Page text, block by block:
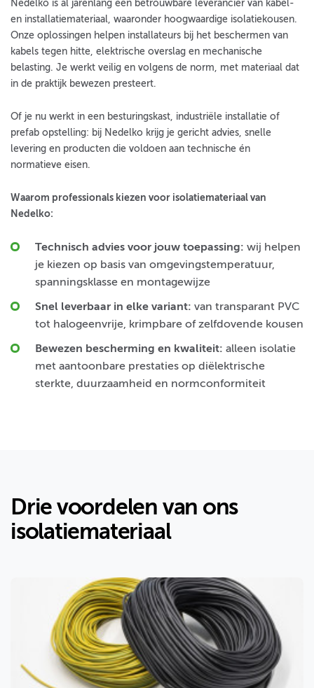
Nedelko is al jarenlang een betrouwbare leverancier van kabel-
en installatiemateriaal, waaronder hoogwaardige isolatiekousen.
Onze oplossingen helpen installateurs bij het beschermen van
kabels tegen hitte, elektrische overslag en mechanische
belasting. Je werkt veilig en volgens de norm, met materiaal dat
in de praktijk bewezen presteert.
Of je nu werkt in een besturingskast, industriële installatie of
prefab opstelling: bij Nedelko krijg je gericht advies, snelle
levering en producten die voldoen aan technische én
normatieve eisen.
Waarom professionals kiezen voor isolatiemateriaal van
Nedelko:
Technisch advies voor jouw toepassing: wij helpen
je kiezen op basis van omgevingstemperatuur,
spanningsklasse en montagewijze
Snel leverbaar in elke variant: van transparant PVC
tot halogeenvrije, krimpbare of zelfdovende kousen
Bewezen bescherming en kwaliteit: alleen isolatie
met aantoonbare prestaties op diëlektrische
sterkte, duurzaamheid en normconformiteit
Drie voordelen van ons
isolatiemateriaal